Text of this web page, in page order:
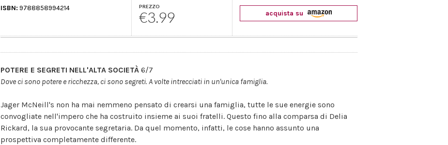
ISBN: 9788858994214 PREZZO
€3.99 acquista su
POTERE E SEGRETI NELL'ALTA SOCIETÀ 6/7
Dove ci sono potere e ricchezza, ci sono segreti. A volte intrecciati in un'unica famiglia.
Jager McNeill's non ha mai nemmeno pensato di crearsi una famiglia, tutte le sue energie sono
convogliate nell'impero che ha costruito insieme ai suoi fratelli. Questo fino alla comparsa di Delia
Rickard, la sua provocante segretaria. Da quel momento, infatti, le cose hanno assunto una
prospettiva completamente differente.